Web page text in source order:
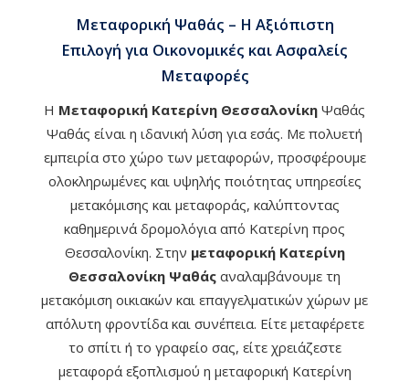
Μεταφορική Ψαθάς – Η Αξιόπιστη
Επιλογή για Οικονομικές και Ασφαλείς
Μεταφορές
Η Μεταφορική Κατερίνη Θεσσαλονίκη Ψαθάς
Ψαθάς είναι η ιδανική λύση για εσάς. Με πολυετή
εμπειρία στο χώρο των μεταφορών, προσφέρουμε
ολοκληρωμένες και υψηλής ποιότητας υπηρεσίες
μετακόμισης και μεταφοράς, καλύπτοντας
καθημερινά δρομολόγια από Κατερίνη προς
Θεσσαλονίκη. Στην μεταφορική Κατερίνη
Θεσσαλονίκη Ψαθάς αναλαμβάνουμε τη
μετακόμιση οικιακών και επαγγελματικών χώρων με
απόλυτη φροντίδα και συνέπεια. Είτε μεταφέρετε
το σπίτι ή το γραφείο σας, είτε χρειάζεστε
μεταφορά εξοπλισμού η μεταφορική Κατερίνη